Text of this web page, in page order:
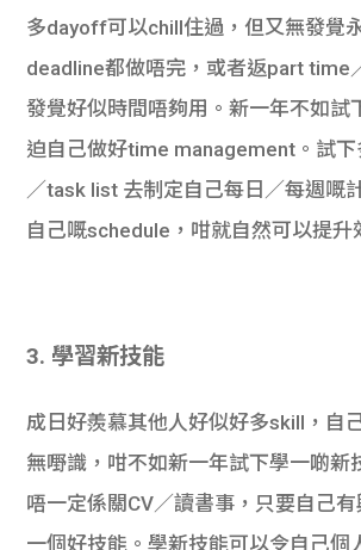
多dayoff可以chill住過，但又無發覺
deadline都做唔完，或者返part time
發覺好似時間唔夠用。新一年不如試
迫自己做好time management。試
／task list 去制定自己每日／每週嘅
自己嘅schedule，咁就自然可以提升
3. 學習新技能
成日好羨慕其他人好似好多skill，自
無嘢識，咁不如新一年試下學一啲新
唔一定係關CV／讀書事，只要自己
一個好技能。學新技能可以令自己個